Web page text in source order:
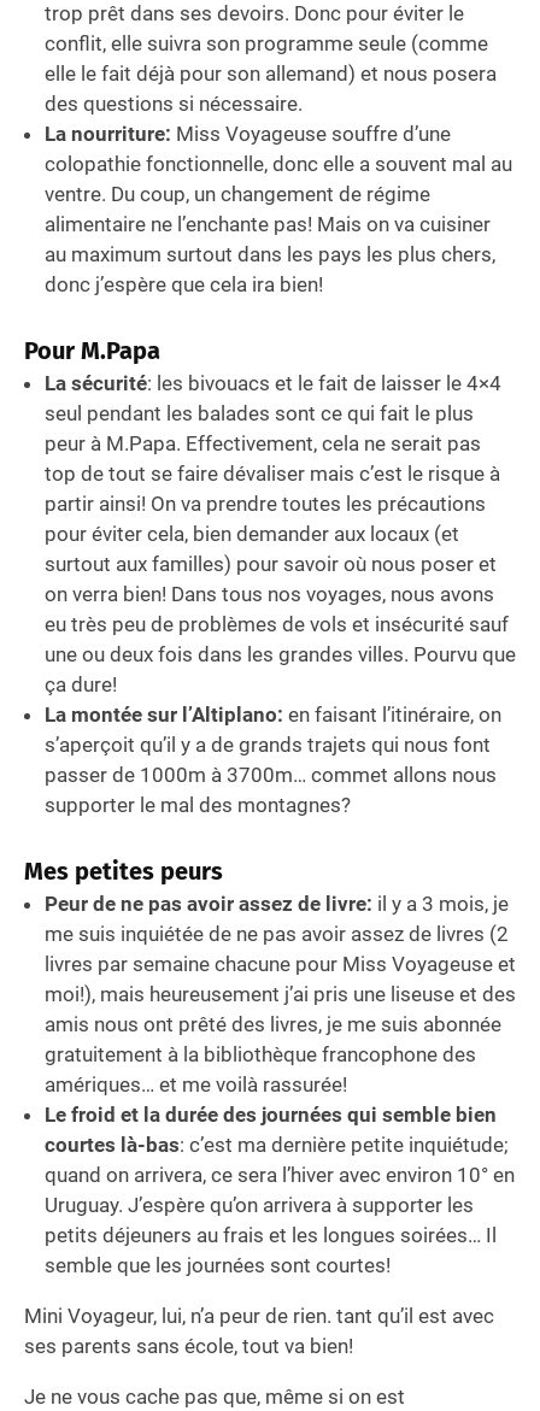
trop prêt dans ses devoirs. Donc pour éviter le
conflit, elle suivra son programme seule (comme
elle le fait déjà pour son allemand) et nous posera
des questions si nécessaire.
La nourriture: Miss Voyageuse souffre d’une
colopathie fonctionnelle, donc elle a souvent mal au
ventre. Du coup, un changement de régime
alimentaire ne l’enchante pas! Mais on va cuisiner
au maximum surtout dans les pays les plus chers,
donc j’espère que cela ira bien!
Pour M.Papa
La sécurité: les bivouacs et le fait de laisser le 4×4
seul pendant les balades sont ce qui fait le plus
peur à M.Papa. Effectivement, cela ne serait pas
top de tout se faire dévaliser mais c’est le risque à
partir ainsi! On va prendre toutes les précautions
pour éviter cela, bien demander aux locaux (et
surtout aux familles) pour savoir où nous poser et
on verra bien! Dans tous nos voyages, nous avons
eu très peu de problèmes de vols et insécurité sauf
une ou deux fois dans les grandes villes. Pourvu que
ça dure!
La montée sur l’Altiplano: en faisant l’itinéraire, on
s’aperçoit qu’il y a de grands trajets qui nous font
passer de 1000m à 3700m… commet allons nous
supporter le mal des montagnes?
Mes petites peurs
Peur de ne pas avoir assez de livre: il y a 3 mois, je
me suis inquiétée de ne pas avoir assez de livres (2
livres par semaine chacune pour Miss Voyageuse et
moi!), mais heureusement j’ai pris une liseuse et des
amis nous ont prêté des livres, je me suis abonnée
gratuitement à la bibliothèque francophone des
amériques… et me voilà rassurée!
Le froid et la durée des journées qui semble bien
courtes là-bas: c’est ma dernière petite inquiétude;
quand on arrivera, ce sera l’hiver avec environ 10° en
Uruguay. J’espère qu’on arrivera à supporter les
petits déjeuners au frais et les longues soirées… Il
semble que les journées sont courtes!
Mini Voyageur, lui, n’a peur de rien. tant qu’il est avec
ses parents sans école, tout va bien!
Je ne vous cache pas que, même si on est